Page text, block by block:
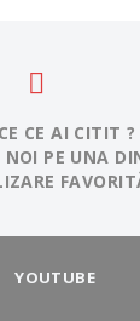
CE AI CITIT ?
PE UNA
YOUTUBE